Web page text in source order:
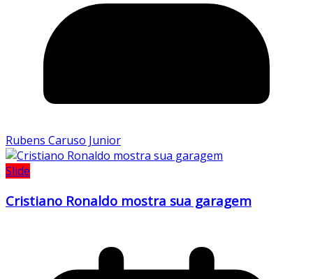
Rubens Caruso Junior
Slide
Cristiano Ronaldo mostra sua garagem